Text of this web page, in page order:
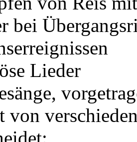
bei
Lieder
von